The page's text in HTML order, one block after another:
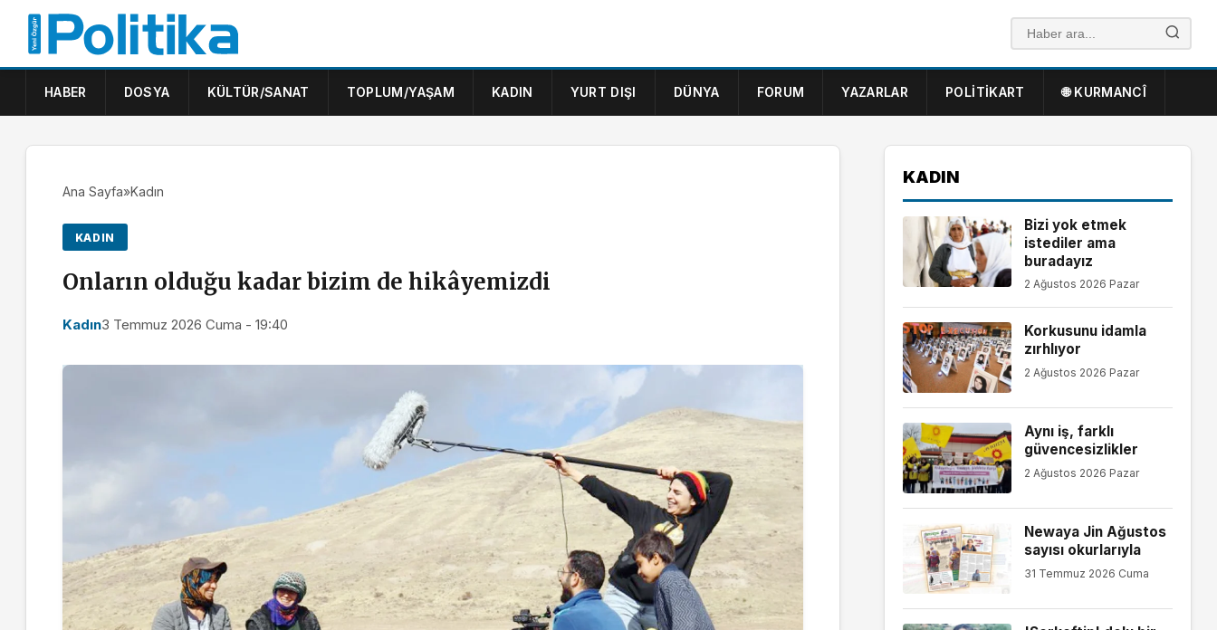
HABER DOSYA KÜLTÜR/SANAT TOPLUM/YAŞAM KADIN YURT DIŞI DÜNYA FORUM YAZARLAR POLITIKART 🌐 KURMANCÎ
Ana Sayfa»Kadın
KADIN
Onların olduğu kadar bizim de hikâyemizdi
Kadın3 Temmuz 2026 Cuma - 19:40
KADIN
Bizi yok etmek
istediler ama
buradayız
2 Ağustos 2026 Pazar
Korkusunu idamla
zırhlıyor
2 Ağustos 2026 Pazar
Aynı iş, farklı
güvencesizlikler
2 Ağustos 2026 Pazar
Newaya Jin Ağustos
sayısı okurlarıyla
31 Temmuz 2026 Cuma